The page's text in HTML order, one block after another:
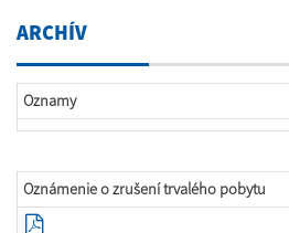
ARCHÍV
Oznamy
Oznámenie o zrušení trvalého pobytu